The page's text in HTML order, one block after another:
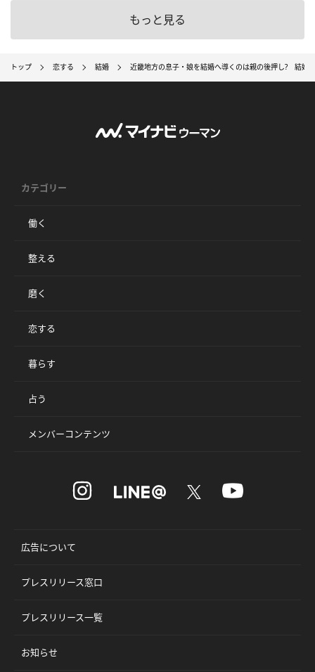
もっと見る
トップ 恋する 結婚 近畿地方の息子・娘を結婚へ導くのは親の後押し? 結婚
カテゴリー
働く
整える
磨く
恋する
暮らす
占う
メンバーコンテンツ
広告について
プレスリリース窓口
プレスリリース一覧
お知らせ